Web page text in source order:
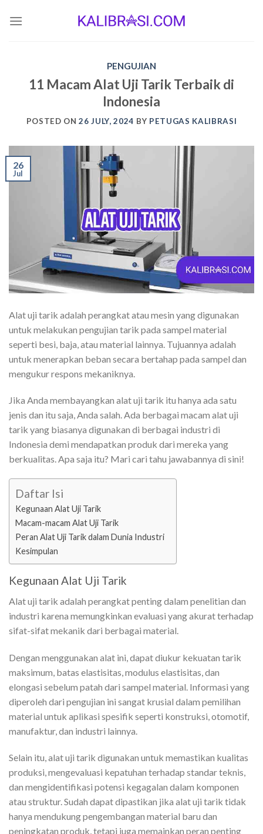
PENGUJIAN
11 Macam Alat Uji Tarik Terbaik di
Indonesia
POSTED ON26 JULY, 2024 BY PETUGAS KALIBRASI
26
Jul
Alat uji tarik adalah perangkat atau mesin yang digunakan
untuk melakukan pengujian tarik pada sampel material
seperti besi, baja, atau material lainnya. Tujuannya adalah
untuk menerapkan beban secara bertahap pada sampel dan
mengukur respons mekaniknya.
Jika Anda membayangkan alat uji tarik itu hanya ada satu
jenis dan itu saja, Anda salah. Ada berbagai macam alat uji
tarik yang biasanya digunakan di berbagai industri di
Indonesia demi mendapatkan produk dari mereka yang
berkualitas. Apa saja itu? Mari cari tahu jawabannya di sini!
Daftar Isi
Kegunaan Alat Uji Tarik
Macam-macam Alat Uji Tarik
Peran Alat Uji Tarik dalam Dunia Industri
Kesimpulan
Kegunaan Alat Uji Tarik
Alat uji tarik adalah perangkat penting dalam penelitian dan
industri karena memungkinkan evaluasi yang akurat terhadap
sifat-sifat mekanik dari berbagai material.
Dengan menggunakan alat ini, dapat diukur kekuatan tarik
maksimum, batas elastisitas, modulus elastisitas, dan
elongasi sebelum patah dari sampel material. Informasi yang
diperoleh dari pengujian ini sangat krusial dalam pemilihan
material untuk aplikasi spesifik seperti konstruksi, otomotif,
manufaktur, dan industri lainnya.
Selain itu, alat uji tarik digunakan untuk memastikan kualitas
produksi, mengevaluasi kepatuhan terhadap standar teknis,
dan mengidentifikasi potensi kegagalan dalam komponen
atau struktur. Sudah dapat dipastikan jika alat uji tarik tidak
hanya mendukung pengembangan material baru dan
peningkatan produk, tetapi juga memainkan peran penting